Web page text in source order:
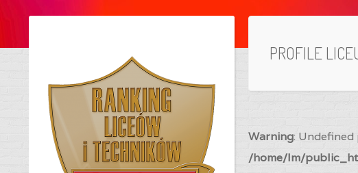
PROFILE
Warning: Undefined
/home/lm/